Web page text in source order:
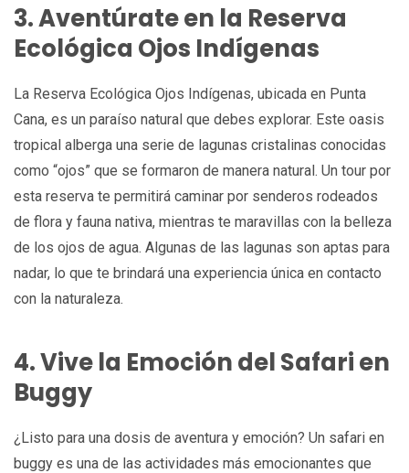
3. Aventúrate en la Reserva
Ecológica Ojos Indígenas
La Reserva Ecológica Ojos Indígenas, ubicada en Punta
Cana, es un paraíso natural que debes explorar. Este oasis
tropical alberga una serie de lagunas cristalinas conocidas
como “ojos” que se formaron de manera natural. Un tour por
esta reserva te permitirá caminar por senderos rodeados
de flora y fauna nativa, mientras te maravillas con la belleza
de los ojos de agua. Algunas de las lagunas son aptas para
nadar, lo que te brindará una experiencia única en contacto
con la naturaleza.
4. Vive la Emoción del Safari en
Buggy
¿Listo para una dosis de aventura y emoción? Un safari en
buggy es una de las actividades más emocionantes que